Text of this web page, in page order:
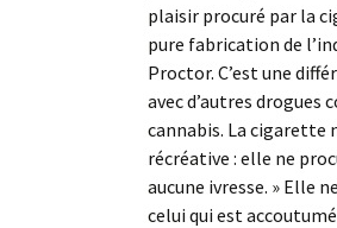
plaisir procuré par la
pure fabrication de
Proctor. C’est une
avec d’autres drogues
cannabis. La cigarette
récréative : elle ne
aucune ivresse. » Elle
celui qui est